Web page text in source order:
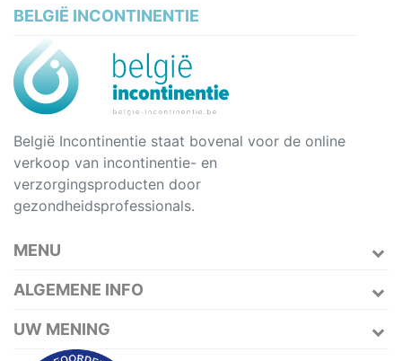
BELGIË INCONTINENTIE
België Incontinentie staat bovenal voor de online
verkoop van incontinentie- en
verzorgingsproducten door
gezondheidsprofessionals.
MENU
ALGEMENE INFO
UW MENING